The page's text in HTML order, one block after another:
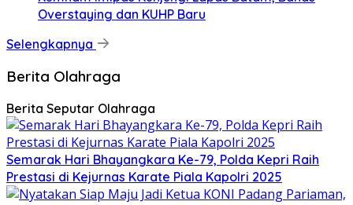
Overstaying dan KUHP Baru
Selengkapnya
Berita Olahraga
Berita Seputar Olahraga
Semarak Hari Bhayangkara Ke-79, Polda Kepri Raih
Prestasi di Kejurnas Karate Piala Kapolri 2025